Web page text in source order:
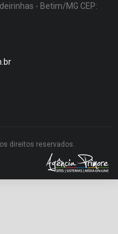
- Betim/MG CEP:
direitos reservados.